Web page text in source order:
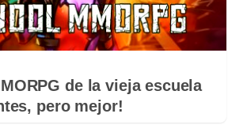
de la vieja escuela
pero mejor!